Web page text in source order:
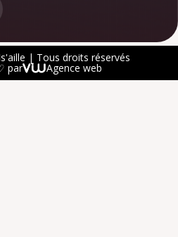
| Tous droits réservés
par Agence web